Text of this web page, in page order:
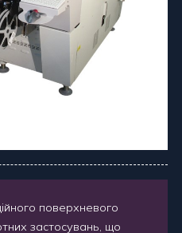
поверхневого
застосувань, що